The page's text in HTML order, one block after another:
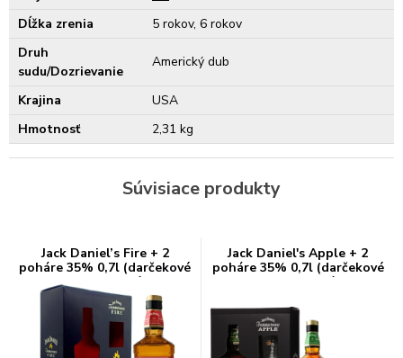
Dĺžka zrenia
5 rokov, 6 rokov
Druh
sudu/Dozrievanie
Americký dub
Krajina
USA
Hmotnosť
2,31 kg
Súvisiace produkty
Jack Daniel’s Fire + 2
poháre 35% 0,7l (darčekové
balenie 2 poháre)
Jack Daniel's Apple + 2
poháre 35% 0,7l (darčekové
balenie 2 poháre)